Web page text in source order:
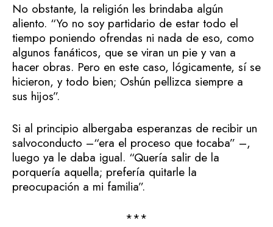
No obstante, la religión les brindaba algún
aliento. “Yo no soy partidario de estar todo el
tiempo poniendo ofrendas ni nada de eso, como
algunos fanáticos, que se viran un pie y van a
hacer obras. Pero en este caso, lógicamente, sí se
hicieron, y todo bien; Oshún pellizca siempre a
sus hijos”.
Si al principio albergaba esperanzas de recibir un
salvoconducto –“era el proceso que tocaba” –,
luego ya le daba igual. “Quería salir de la
porquería aquella; prefería quitarle la
preocupación a mi familia”.
***